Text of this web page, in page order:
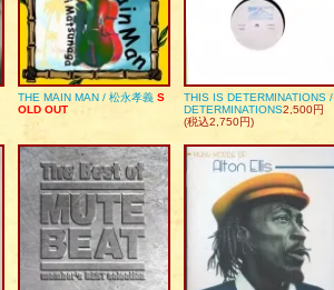
THE MAIN MAN / 松永孝義 S
OLD OUT
THIS IS DETERMINATIONS /
DETERMINATIONS2,500円
(税込2,750円)